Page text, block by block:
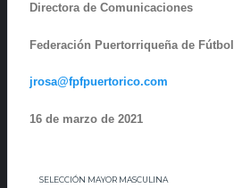
Directora de Comunicaciones
Federación Puertorriqueña de Fútbol
jrosa@fpfpuertorico.com
16 de marzo de 2021
SELECCIÓN MAYOR MASCULINA